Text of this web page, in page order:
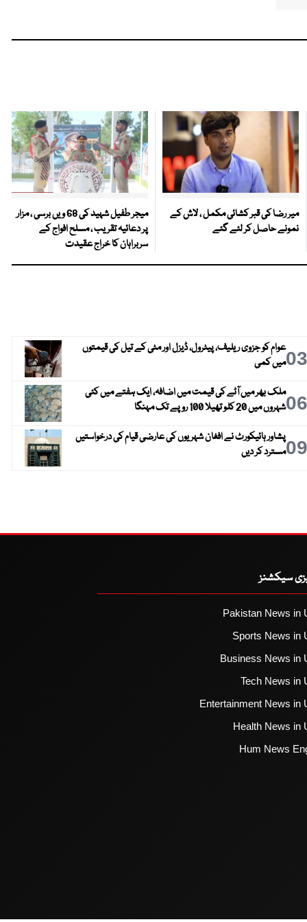
میر رضا کی قبر کشائی مکمل ، لاش کے
نمونے حاصل کر لئے گئے
میجر طفیل شہید کی 68 ویں برسی ، مزار
پر دعائیہ تقریب ، مسلح افواج کے
سربراہان کا خراج عقیدت
03عوام کو جزوی ریلیف، پیٹرول، ڈیزل اور مٹی کے تیل کی قیمتوں
میں کمی
06ملک بھر میں آٹے کی قیمت میں اضافہ، ایک ہفتے میں کئی
شہروں میں 20 کلو تھیلا 100 روپے تک مہنگا
09پشاور ہائیکورٹ نے افغان شہریوں کی عارضی قیام کی درخواستیں
مسترد کر دیں
سیکشنز
Pakistan News in
Sports News in
Business News in
Tech News in
Entertainment News in
Health News in
Hum News